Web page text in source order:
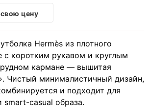
цену
Hermès из плотного
с коротким рукавом и круглым
кармане — вышитая
Чистый минималистичный дизайн,
и подходит для
smart-casual образа.